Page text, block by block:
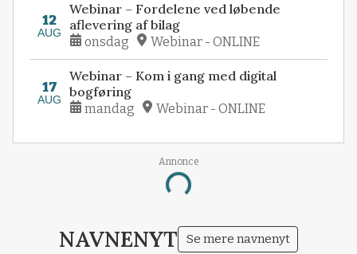
12
AUG
Webinar – Fordelene ved løbende
aflevering af bilag
onsdag Webinar - ONLINE
17
AUG
Webinar – Kom i gang med digital
bogføring
mandag Webinar - ONLINE
Annonce
Loading...
NAVNENYT Se mere navnenyt